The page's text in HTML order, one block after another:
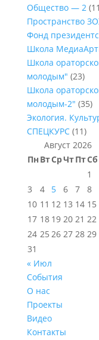
Общество — 2
Пространство
Фонд
Школа
Школа
молодым" (23)
Школа
молодым-2" (35)
Экология.
СПЕЦКУРС(11)
Август 2026
ПнВтСрЧтПтСб
1
3
4 5 6 7 8
10 11 12 13 14 15
17 18 19 20 21 22
24 25 26 27 28 29
31
« Июл
События
О нас
Проекты
Видео
Контакты